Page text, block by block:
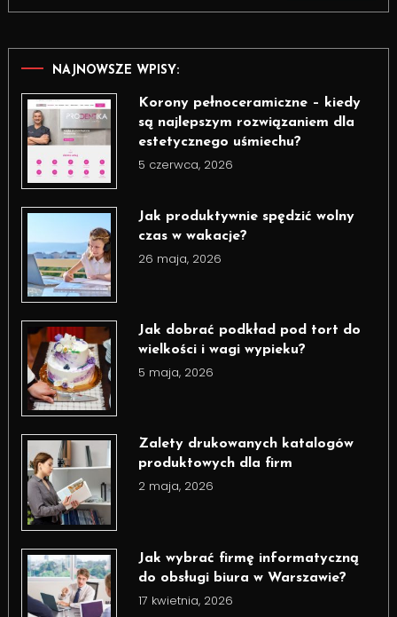
NAJNOWSZE WPISY:
Korony pełnoceramiczne – kiedy
są najlepszym rozwiązaniem dla
estetycznego uśmiechu?
5 czerwca, 2026
Jak produktywnie spędzić wolny
czas w wakacje?
26 maja, 2026
Jak dobrać podkład pod tort do
wielkości i wagi wypieku?
5 maja, 2026
Zalety drukowanych katalogów
produktowych dla firm
2 maja, 2026
Jak wybrać firmę informatyczną
do obsługi biura w Warszawie?
17 kwietnia, 2026